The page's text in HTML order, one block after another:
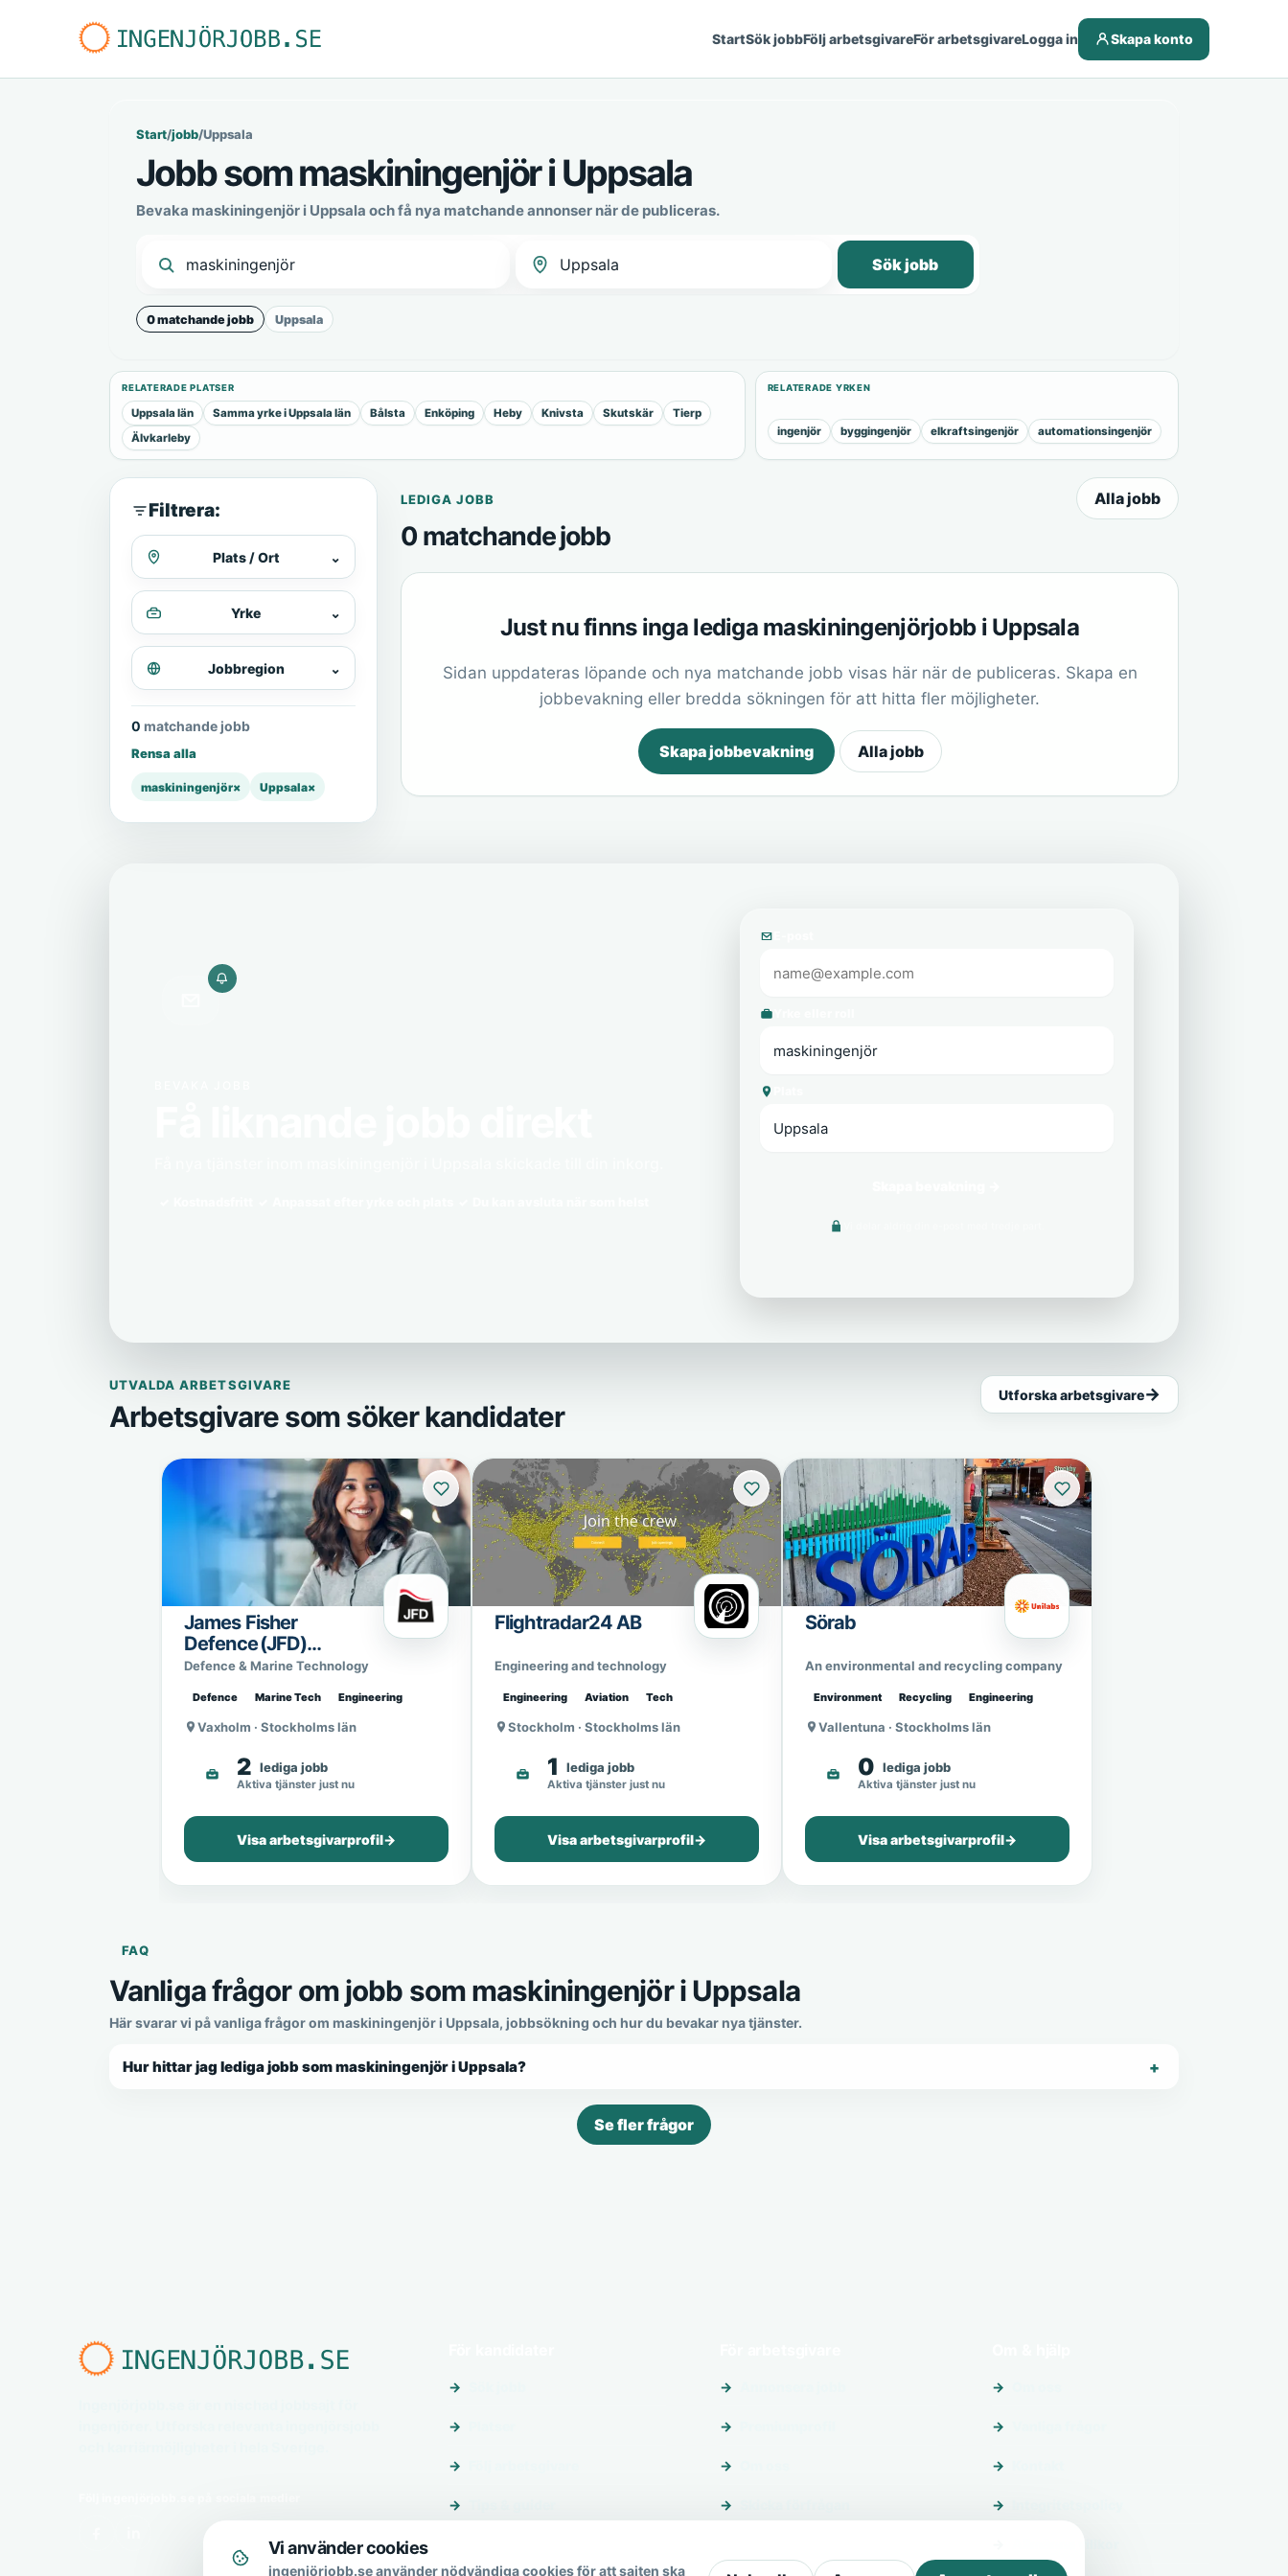
StartSök jobbFölj arbetsgivareFör arbetsgivareLogga in Skapa konto
Start/jobb/Uppsala
Jobb som maskiningenjör i Uppsala
Bevaka maskiningenjör i Uppsala och få nya matchande annonser när de publiceras.
Sök jobb
0 matchande jobb Uppsala
RELATERADE PLATSER
Uppsala län Samma yrke i Uppsala län Bålsta Enköping Heby Knivsta Skutskär
Tierp
Älvkarleby
RELATERADE YRKEN
ingenjör byggingenjör elkraftsingenjör automationsingenjör
Filtrera:
Plats / Ort ⌄
Yrke ⌄
Jobbregion ⌄
0 matchande jobb
Rensa alla
maskiningenjör× Uppsala×
LEDIGA JOBB
0 matchande jobb
Alla jobb
Just nu finns inga lediga maskiningenjörjobb i Uppsala
Sidan uppdateras löpande och nya matchande jobb visas här när de publiceras. Skapa en
jobbevakning eller bredda sökningen för att hitta fler möjligheter.
Skapa jobbevakning Alla jobb
UTVALDA ARBETSGIVARE
Arbetsgivare som söker kandidater
Utforska arbetsgivare
James Fisher
Defence (JFD)
Sweden
Defence & Marine Technology
Defence Marine Tech Engineering
Vaxholm · Stockholms län
2 lediga jobb
Aktiva tjänster just nu
Visa arbetsgivarprofil→
Flightradar24 AB
Engineering and technology
Engineering Aviation Tech
Stockholm · Stockholms län
1 lediga jobb
Aktiva tjänster just nu
Visa arbetsgivarprofil→
Sörab
An environmental and recycling company
Environment Recycling Engineering
Vallentuna · Stockholms län
0 lediga jobb
Aktiva tjänster just nu
Visa arbetsgivarprofil→
FAQ
Vanliga frågor om jobb som maskiningenjör i Uppsala
Här svarar vi på vanliga frågor om maskiningenjör i Uppsala, jobbsökning och hur du bevakar nya tjänster.
Hur hittar jag lediga jobb som maskiningenjör i Uppsala?
Se fler frågor
Vi använder cookies
ingenjörjobb.se använder nödvändiga cookies för att sajten ska